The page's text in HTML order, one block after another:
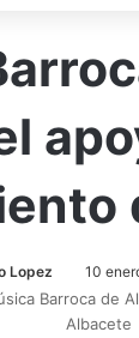
Lopez 10
Barroca de
Albacete